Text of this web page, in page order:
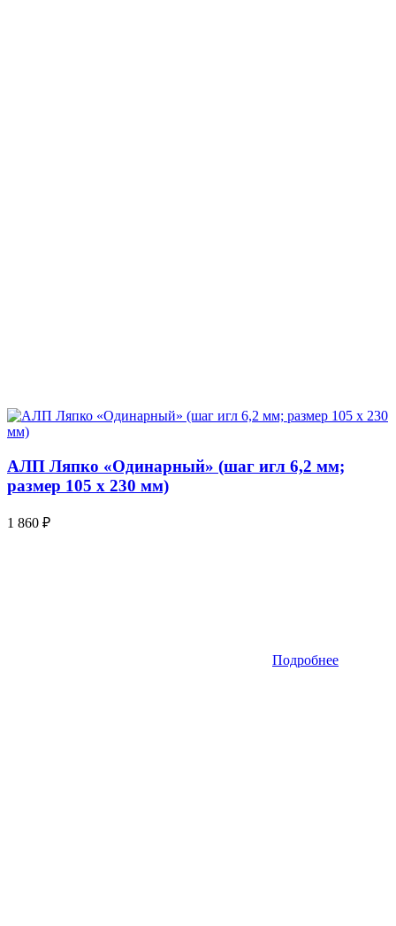
АЛП Ляпко «Одинарный» (шаг игл 6,2 мм;
размер 105 х 230 мм)
1 860 ₽
Подробнее